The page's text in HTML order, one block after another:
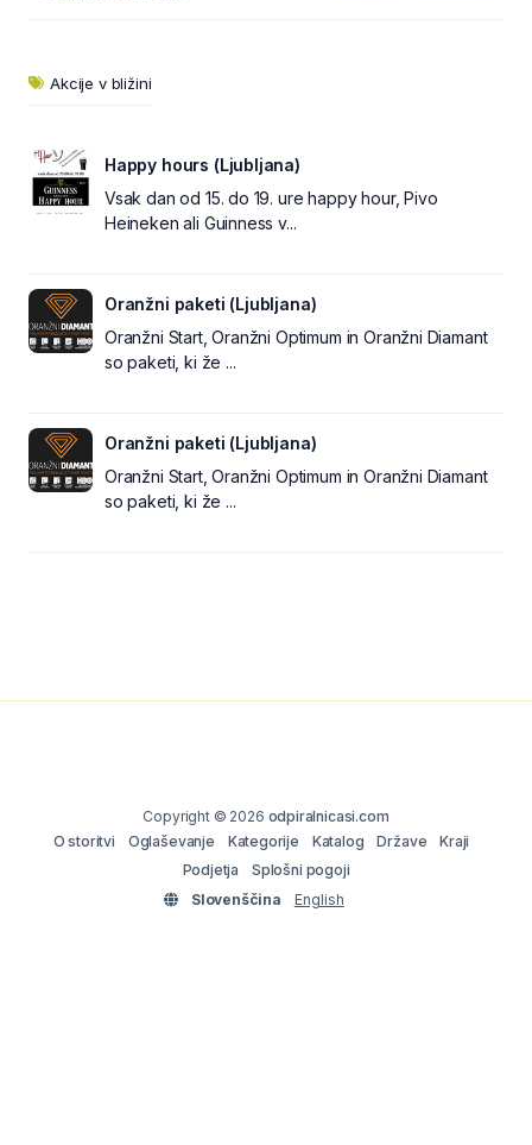
Akcije v bližini
Happy hours (Ljubljana)
Vsak dan od 15. do 19. ure happy hour, Pivo
Heineken ali Guinness v...
Oranžni paketi (Ljubljana)
Oranžni Start, Oranžni Optimum in Oranžni Diamant
so paketi, ki že ...
Oranžni paketi (Ljubljana)
Oranžni Start, Oranžni Optimum in Oranžni Diamant
so paketi, ki že ...
Copyright © 2026 odpiralnicasi.com
O storitvi
Oglaševanje Kategorije Katalog Države
Kraji
Podjetja
Splošni pogoji
Slovenščina
English